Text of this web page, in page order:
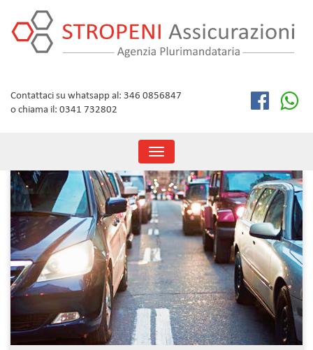
content
Contattaci su whatsapp al: 346 0856847
o chiama il: 0341 732802
Toggle
navigation
Mese:Marzo 2019